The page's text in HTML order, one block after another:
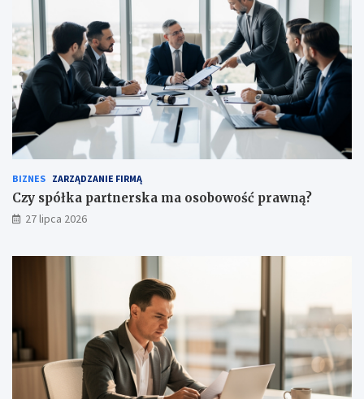
BIZNES ZARZĄDZANIE FIRMĄ
Czy spółka partnerska ma osobowość prawną?
27 lipca 2026